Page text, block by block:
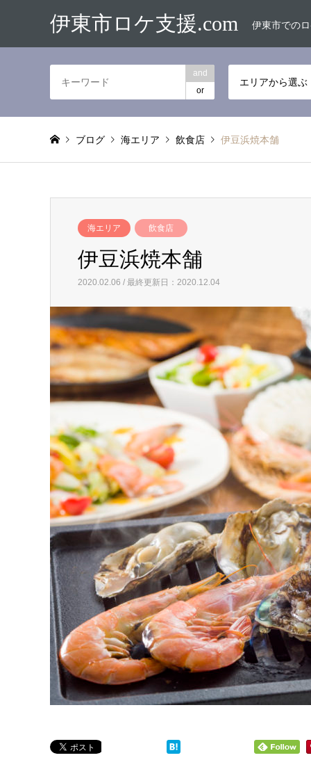
伊東市ロケ支援.com 伊東市での
and
or
エリアから選ぶ
ブログ 海エリア 飲食店 伊豆浜焼本舗
海エリア 飲食店
伊豆浜焼本舗
2020.02.06 / 最終更新日：2020.12.04